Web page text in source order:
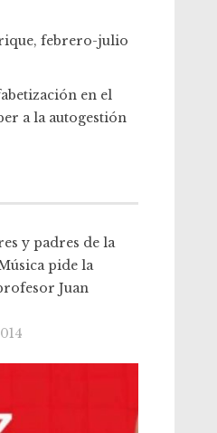
febrero-julio
en el
a la autogestión
y padres de la
pide la
Juan